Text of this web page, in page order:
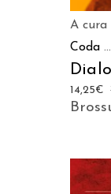
A cura
Coda ...
14,25€